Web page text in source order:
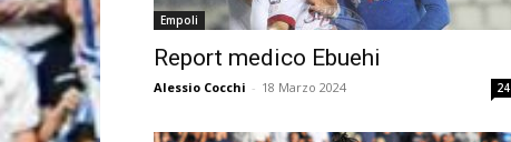
Empoli
Report medico Ebuehi
Alessio Cocchi - 18 Marzo 2024 24